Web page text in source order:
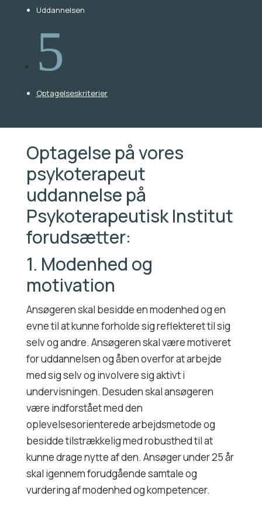
Uddannelsen
5
Optagelseskriterier
Optagelse på vores
psykoterapeut
uddannelse på
Psykoterapeutisk Institut
forudsætter:
1. Modenhed og
motivation
Ansøgeren skal besidde en modenhed og en
evne til at kunne forholde sig reflekteret til sig
selv og andre. Ansøgeren skal være motiveret
for uddannelsen og åben overfor at arbejde
med sig selv og involvere sig aktivt i
undervisningen. Desuden skal ansøgeren
være indforstået med den
oplevelsesorienterede arbejdsmetode og
besidde tilstrækkelig med robusthed til at
kunne drage nytte af den. Ansøger under 25 år
skal igennem forudgående samtale og
vurdering af modenhed og kompetencer.